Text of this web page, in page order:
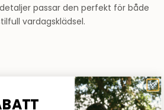
passar den perfekt för både
vardagsklädsel.